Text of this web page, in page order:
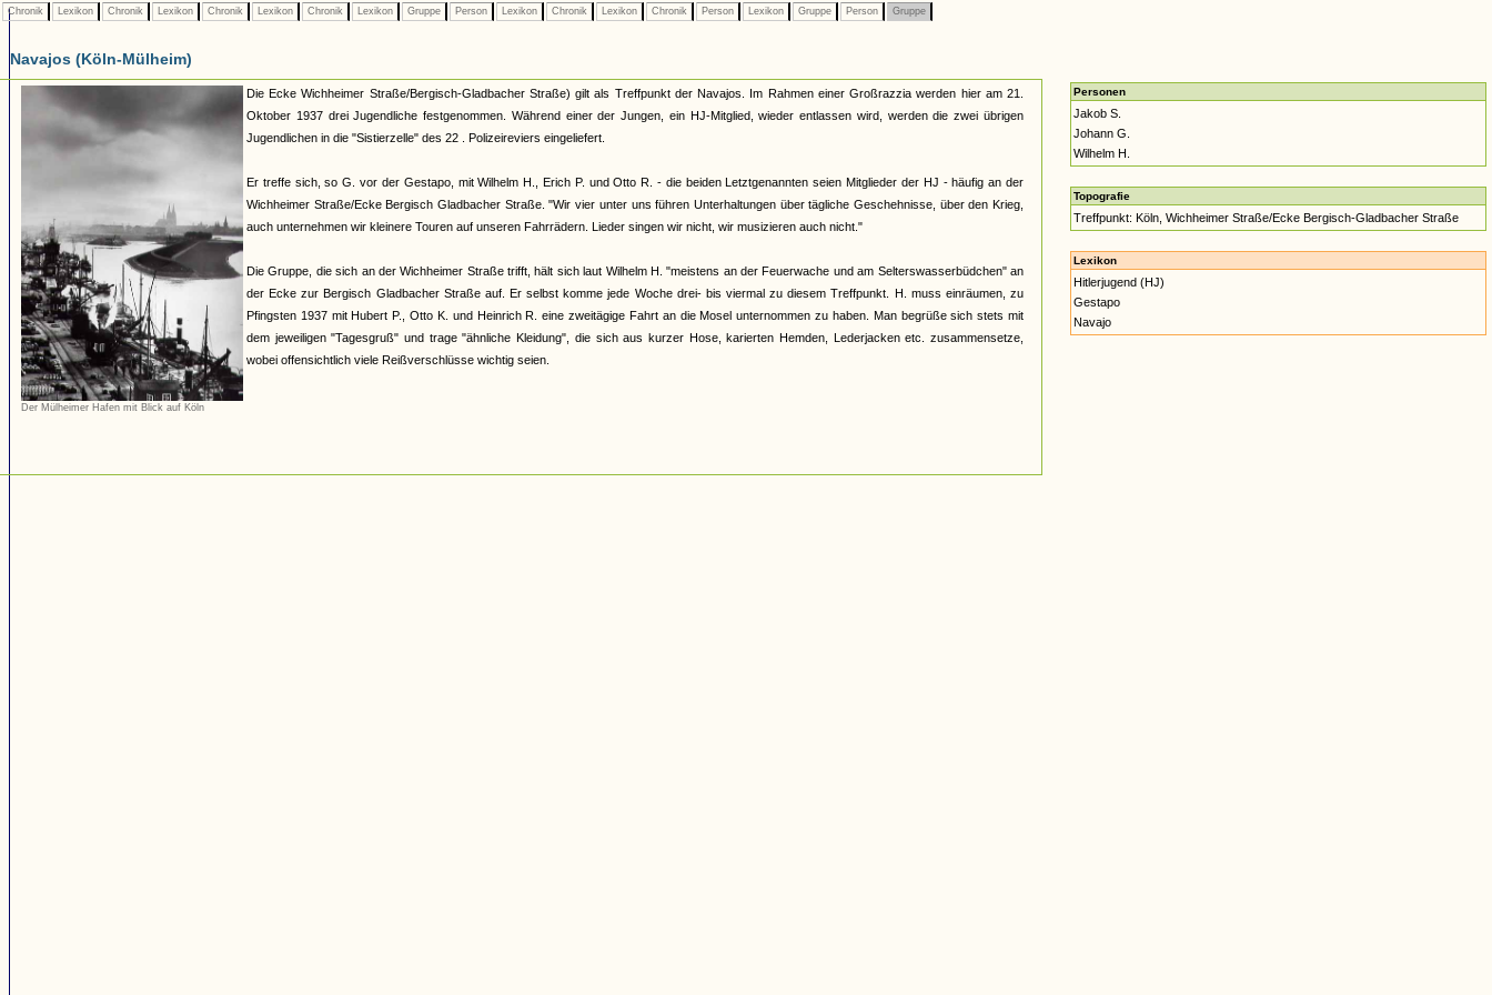
Chronik Lexikon Chronik Lexikon Chronik Lexikon Chronik Lexikon Gruppe Person Lexikon Chronik Lexikon Chronik Person Lexikon Gruppe Person Gruppe
Navajos (Köln-Mülheim)
Der Mülheimer Hafen mit Blick auf Köln
Die Ecke Wichheimer Straße/Bergisch-Gladbacher Straße) gilt als Treffpunkt der Navajos. Im Rahmen einer Großrazzia werden hier am 21.
Oktober 1937 drei Jugendliche festgenommen. Während einer der Jungen, ein HJ-Mitglied, wieder entlassen wird, werden die zwei übrigen
Jugendlichen in die "Sistierzelle" des 22 . Polizeireviers eingeliefert.
Er treffe sich, so G. vor der Gestapo, mit Wilhelm H., Erich P. und Otto R. - die beiden Letztgenannten seien Mitglieder der HJ - häufig an der
Wichheimer Straße/Ecke Bergisch Gladbacher Straße. "Wir vier unter uns führen Unterhaltungen über tägliche Geschehnisse, über den Krieg,
auch unternehmen wir kleinere Touren auf unseren Fahrrädern. Lieder singen wir nicht, wir musizieren auch nicht."
Die Gruppe, die sich an der Wichheimer Straße trifft, hält sich laut Wilhelm H. "meistens an der Feuerwache und am Selterswasserbüdchen" an
der Ecke zur Bergisch Gladbacher Straße auf. Er selbst komme jede Woche drei- bis viermal zu diesem Treffpunkt. H. muss einräumen, zu
Pfingsten 1937 mit Hubert P., Otto K. und Heinrich R. eine zweitägige Fahrt an die Mosel unternommen zu haben. Man begrüße sich stets mit
dem jeweiligen "Tagesgruß" und trage "ähnliche Kleidung", die sich aus kurzer Hose, karierten Hemden, Lederjacken etc. zusammensetze,
wobei offensichtlich viele Reißverschlüsse wichtig seien.
Personen
Jakob S.
Johann G.
Wilhelm H.
Topografie
Treffpunkt: Köln, Wichheimer Straße/Ecke Bergisch-Gladbacher Straße
Lexikon
Hitlerjugend (HJ)
Gestapo
Navajo